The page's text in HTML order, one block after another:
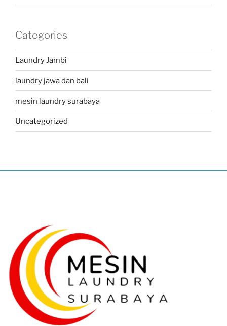
Categories
Laundry Jambi
laundry jawa dan bali
mesin laundry surabaya
Uncategorized